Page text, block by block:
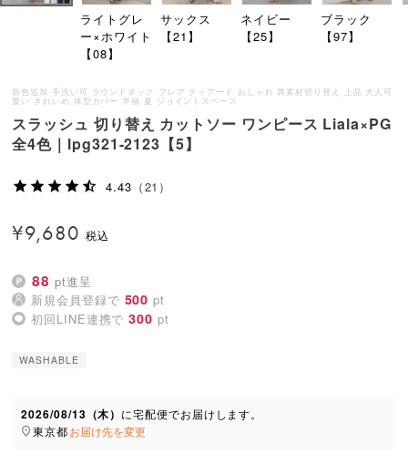
ライトグレ
ー×ホワイト
【08】
サックス
【21】
ネイビー
【25】
ブラック
【97】
新色追加 手洗い可 ラウンドネック フレア ティアード おしゃれ 異素材切り替え 上品 大人可
愛い きれいめ 体型カバー 半袖 夏 ジョイントスペース
スラッシュ 切り替え カットソー ワンピース Liala×PG
全4色｜lpg321-2123【5】
4.43 （21）
¥9,680
88 pt進呈
新規会員登録で 500 pt
初回LINE連携で 300 pt
WASHABLE
2026/08/13（木） に宅配便でお届けします。
東京都お届け先を変更